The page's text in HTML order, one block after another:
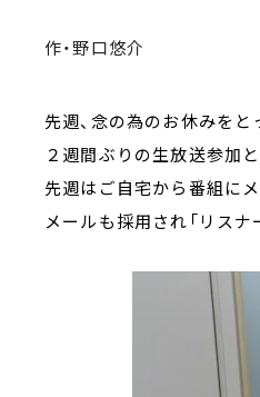
作・野口悠介
先週、念の為のお休みをと
２週間ぶりの生放送参加
先週はご自宅から番組に
メールも採用され「リス